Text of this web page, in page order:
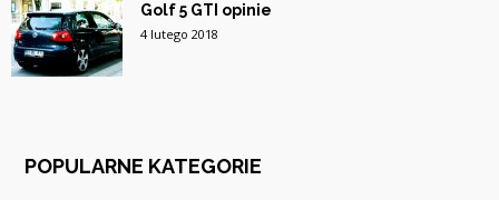
Golf 5 GTI opinie
4 lutego 2018
POPULARNE KATEGORIE